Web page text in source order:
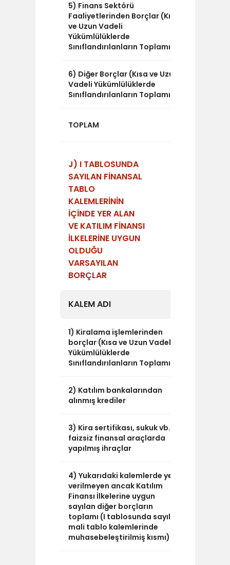
5) Finans Sektörü
Faaliyetlerinden Borçlar (Kısa
ve Uzun Vadeli
Yükümlülüklerde
Sınıflandırılanların Toplamı)
6) Diğer Borçlar (Kısa ve Uzun
Vadeli Yükümlülüklerde
Sınıflandırılanların Toplamı)
TOPLAM
J) I TABLOSUNDA
SAYILAN FİNANSAL
TABLO
KALEMLERİNİN
İÇİNDE YER ALAN
VE KATILIM FİNANSI
İLKELERİNE UYGUN
OLDUĞU
VARSAYILAN
BORÇLAR
KALEM ADI
1) Kiralama işlemlerinden
borçlar (Kısa ve Uzun Vadeli
Yükümlülüklerde
Sınıflandırılanların Toplamı)
2) Katılım bankalarından
alınmış krediler
3) Kira sertifikası, sukuk vb.
faizsiz finansal araçlarda
yapılmış ihraçlar
4) Yukarıdaki kalemlerde yer
verilmeyen ancak Katılım
Finansı İlkelerine uygun
sayılan diğer borçların
toplamı (I tablosunda sayılan
mali tablo kalemlerinde
muhasebeleştirilmiş kısmı)